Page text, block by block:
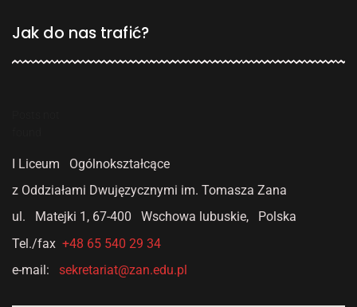
Jak do nas trafić?
I Liceum Ogólnokształcące
z Oddziałami Dwujęzycznymi im. Tomasza Zana
ul. Matejki 1, 67-400 Wschowa lubuskie, Polska
Tel./fax +48 65 540 29 34
e-mail: sekretariat@zan.edu.pl